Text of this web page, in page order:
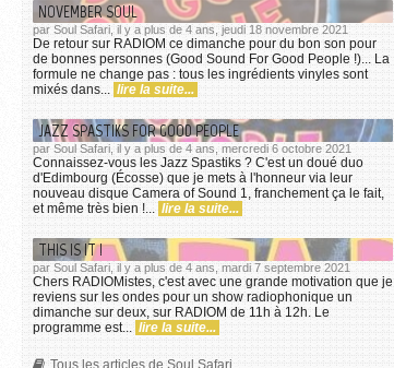
NOVEMBER SOUL
par Soul Safari, il y a plus de 4 ans, jeudi 18 novembre 2021
De retour sur RADIOM ce dimanche pour du bon son pour
de bonnes personnes (Good Sound For Good People !)... La
formule ne change pas : tous les ingrédients vinyles sont
mixés dans... lire la suite...
JAZZ SPASTIKS FOR GOOD PEOPLE
par Soul Safari, il y a plus de 4 ans, mercredi 6 octobre 2021
Connaissez-vous les Jazz Spastiks ? C'est un doué duo
d'Edimbourg (Écosse) que je mets à l'honneur via leur
nouveau disque Camera of Sound 1, franchement ça le fait,
et même très bien !... lire la suite...
THIS IS IT !
par Soul Safari, il y a plus de 4 ans, mardi 7 septembre 2021
Chers RADIOMistes, c'est avec une grande motivation que je
reviens sur les ondes pour un show radiophonique un
dimanche sur deux, sur RADIOM de 11h à 12h. Le
programme est... lire la suite...
Tous les articles de Soul Safari